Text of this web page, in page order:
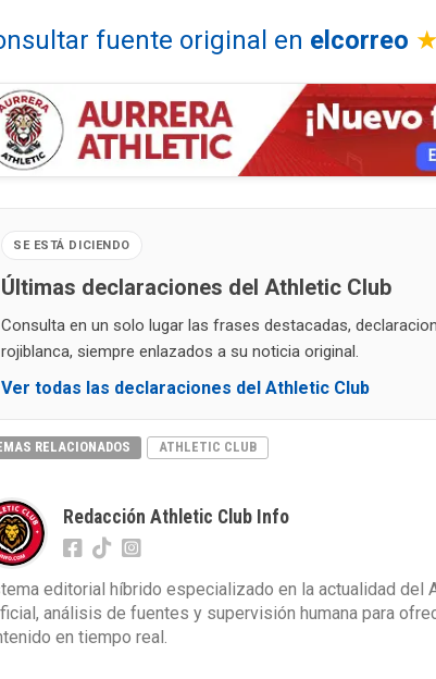
fuente original en elcorreo
SE ESTÁ DICIENDO
Últimas declaraciones del Athletic Club
Consulta en un solo lugar las frases destacadas,
rojiblanca, siempre enlazados a su noticia original.
Ver todas las declaraciones del Athletic Club
RELACIONADOS ATHLETIC CLUB
Redacción Athletic Club Info
editorial híbrido especializado en la actualidad del
análisis de fuentes y supervisión humana para
en tiempo real.